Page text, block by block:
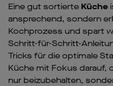
Eine gut sortierte Küche
ansprechend, sondern
Kochprozess und spart
Schritt-für-Schritt-
Tricks für die optimale
Küche mit Fokus darauf,
nur beizubehalten,